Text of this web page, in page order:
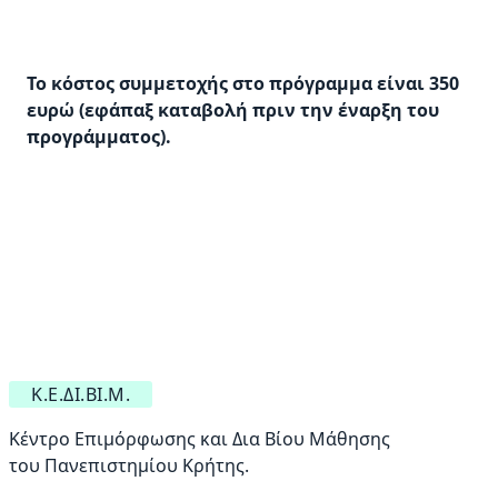
Το κόστος συμμετοχής στο πρόγραμμα είναι 350
ευρώ (εφάπαξ καταβολή πριν την έναρξη του
προγράμματος).
Κ.Ε.ΔΙ.ΒΙ.Μ.
Κέντρο Επιμόρφωσης και Δια Βίου Μάθησης
του Πανεπιστημίου Κρήτης.